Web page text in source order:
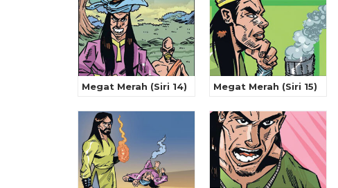
Megat Merah (Siri 14) Megat Merah (Siri 15)